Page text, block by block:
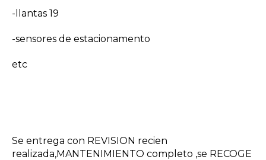
-llantas 19
-sensores de estacionamento
etc
Se entrega con REVISION recien
realizada,MANTENIMIENTO completo ,se RECOGE